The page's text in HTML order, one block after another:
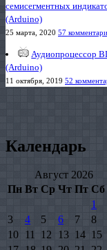
семисегментных
(Arduino)
25 марта, 2020 57
Аудиопроцессор
(Arduino)
11 октября, 2019 52
Календарь
Август 2026
Пн Вт Ср Чт Пт Сб
1
3
4 5 6 7 8
10 11 12 13 14 15